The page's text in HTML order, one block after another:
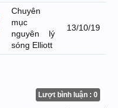
Chuyên
mục
nguyên lý
sóng Elliott
13/10/19
Lượt bình luận : 0